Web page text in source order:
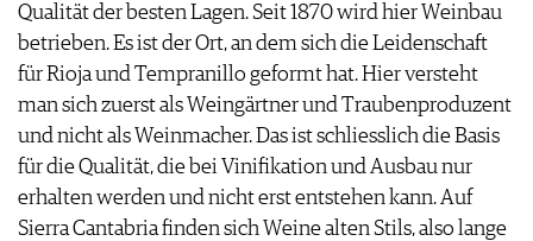
WERBUNG
PRESSE
IMPRESSUM
AGB & DATENSCHUTZ
FAQ
Qualität der besten Lagen. Seit 1870 wird hier Weinbau
betrieben. Es ist der Ort, an dem sich die Leidenschaft
für Rioja und Tempranillo geformt hat. Hier versteht
man sich zuerst als Weingärtner und Traubenproduzent
und nicht als Weinmacher. Das ist schliesslich die Basis
für die Qualität, die bei Vinifikation und Ausbau nur
erhalten werden und nicht erst entstehen kann. Auf
Sierra Cantabria finden sich Weine alten Stils, also lange